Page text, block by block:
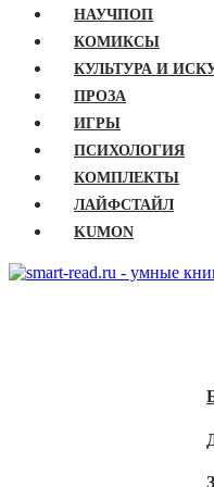
НАУЧПОП
КОМИКСЫ
КУЛЬТУРА И
ПРОЗА
ИГРЫ
ПСИХОЛОГИЯ
КОМПЛЕКТЫ
ЛАЙФСТАЙЛ
KUMON